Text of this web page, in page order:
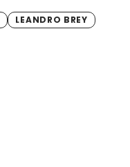
LEANDRO BREY